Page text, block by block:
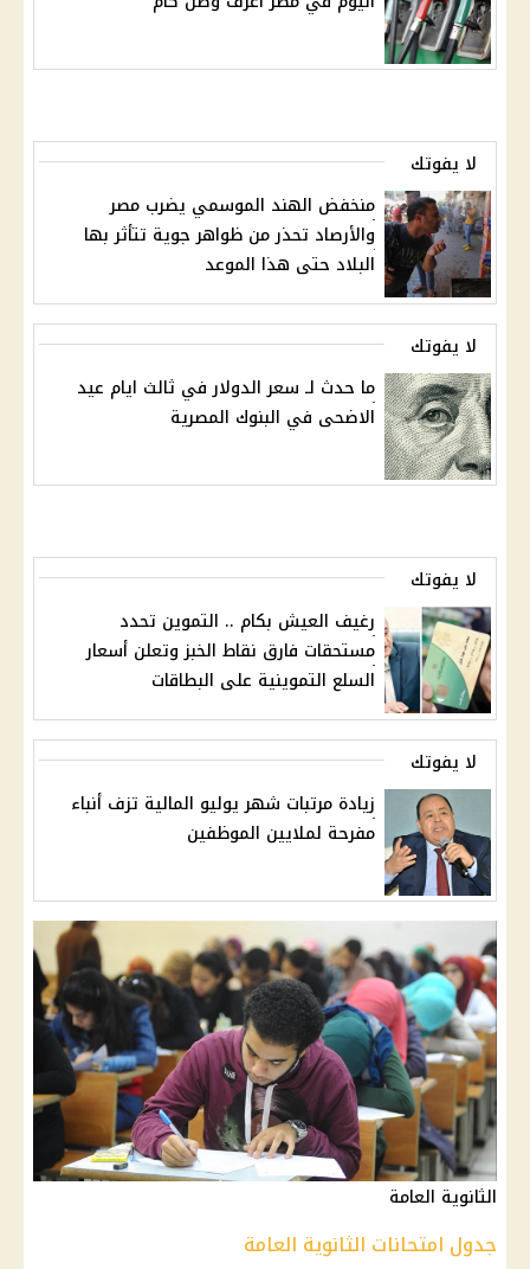
لا يفوتك
منخفض الهند الموسمي يضرب مصر
والأرصاد تحذر من ظواهر جوية تتأثر بها
البلاد حتى هذا الموعد
لا يفوتك
ما حدث لـ سعر الدولار في ثالث ايام عيد
الاضحى في البنوك المصرية
لا يفوتك
رغيف العيش بكام .. التموين تحدد
مستحقات فارق نقاط الخبز وتعلن أسعار
السلع التموينية على البطاقات
لا يفوتك
زيادة مرتبات شهر يوليو المالية تزف أنباء
مفرحة لملايين الموظفين
الثانوية العامة
جدول امتحانات الثانوية العامة